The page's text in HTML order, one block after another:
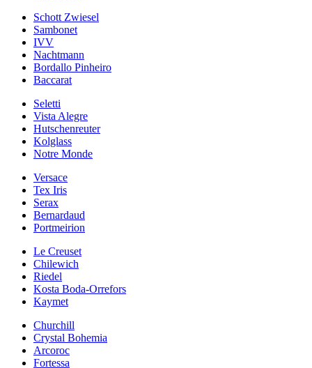
Schott Zwiesel
Sambonet
IVV
Nachtmann
Bordallo Pinheiro
Baccarat
Seletti
Vista Alegre
Hutschenreuter
Kolglass
Notre Monde
Versace
Tex Iris
Serax
Bernardaud
Portmeirion
Le Creuset
Chilewich
Riedel
Kosta Boda-Orrefors
Kaymet
Churchill
Crystal Bohemia
Arcoroc
Fortessa